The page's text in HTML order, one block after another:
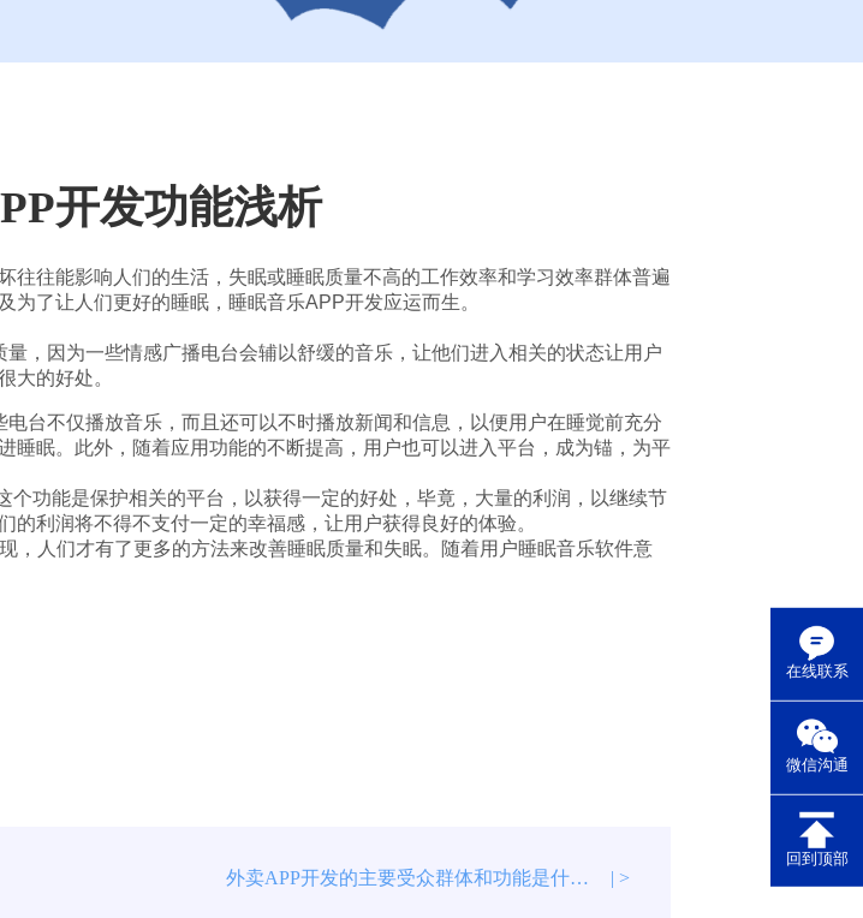
在线联系
微信沟通
回到顶部
开发功能浅析
往能影响人们的生活，失眠或睡眠质量不高的工作效率和学习效率群体普遍
了让人们更好的睡眠，睡眠音乐APP开发应运而生。
，因为一些情感广播电台会辅以舒缓的音乐，让他们进入相关的状态让用户
大的好处。
台不仅播放音乐，而且还可以不时播放新闻和信息，以便用户在睡觉前充分
睡眠。此外，随着应用功能的不断提高，用户也可以进入平台，成为锚，为平
功能是保护相关的平台，以获得一定的好处，毕竟，大量的利润，以继续节
利润将不得不支付一定的幸福感，让用户获得良好的体验。
，人们才有了更多的方法来改善睡眠质量和失眠。随着用户睡眠音乐软件意
外卖APP开发的主要受众群体和功能是什么？ | >